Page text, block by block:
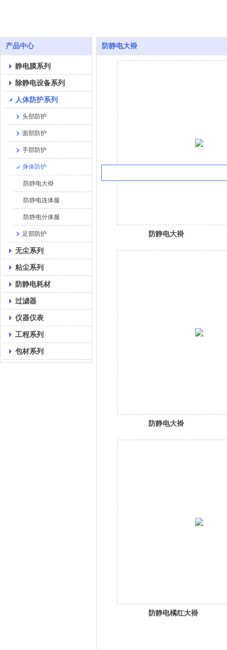
产品中心
静电膜系列
除静电设备系列
人体防护系列
头部防护
面部防护
手部防护
身体防护
防静电大褂
防静电连体服
防静电分体服
足部防护
无尘系列
粘尘系列
防静电耗材
过滤器
仪器仪表
工程系列
包材系列
防静电大褂
防静电大褂
防静电大褂
防静电橘红大褂